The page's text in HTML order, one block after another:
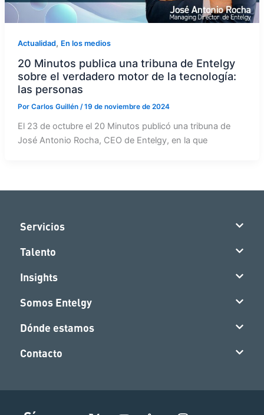
Actualidad, En los medios
20 Minutos publica una tribuna de Entelgy
sobre el verdadero motor de la tecnología:
las personas
Por Carlos Guillén /19 de noviembre de 2024
El 23 de octubre el 20 Minutos publicó una tribuna de
José Antonio Rocha, CEO de Entelgy, en la que
Servicios
Talento
Insights
Somos Entelgy
Dónde estamos
Contacto